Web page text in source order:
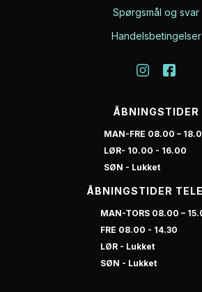
Spørgsmål og svar
Handelsbetingelser
ÅBNINGSTIDER
MAN-FRE 08.00 –
LØR- 10.00 - 16.00
SØN - Lukket
ÅBNINGSTIDER
MAN-TORS 08.00 –
FRE 08.00 - 14.30
LØR - Lukket
SØN - Lukket